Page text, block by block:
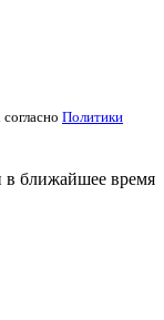
Политики
в ближайшее время